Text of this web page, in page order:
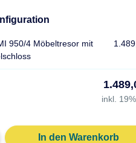
950/4 Möbeltresor mit
inkl.
In den Warenkorb